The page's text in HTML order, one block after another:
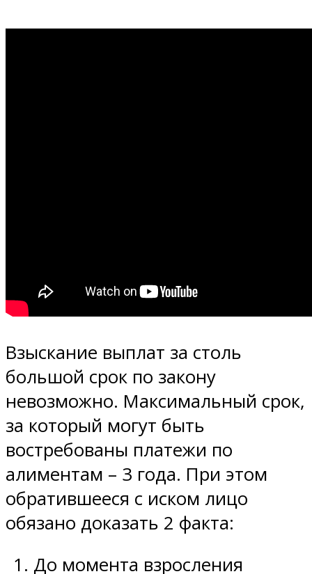
Взыскание выплат за столь
большой срок по закону
невозможно. Максимальный срок,
за который могут быть
востребованы платежи по
алиментам – 3 года. При этом
обратившееся с иском лицо
обязано доказать 2 факта:
До момента взросления